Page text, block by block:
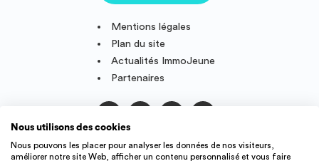
Mentions légales
Plan du site
Actualités ImmoJeune
Partenaires
Suivez-nous
Nous utilisons des cookies
Nous pouvons les placer pour analyser les données de nos visiteurs,
améliorer notre site Web, afficher un contenu personnalisé et vous faire